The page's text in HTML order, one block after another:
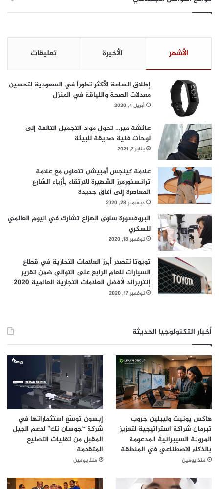
الأشهر الأخيرة تعليقات
إطلاق الساعة الأكثر تطوراً في السعودية لتحسين
معدلات الصحة واللياقة في المنزل
أبريل 4, 2020
عائشة مير… تحول مواد التجميل التالفة إلى
لوحات فنية صديقة للبيئة
يناير 7, 2021
علامة كينجس أمبيشن تتعاون مع علامة
ترانسفورمرز الشهيرة للارتقاء بأزياء الشارع
المعاصرة إلى آفاق جديدة
ديسمبر 28, 2020
البروفسورة سلوى الهزاع تشارك في اليوم العالمي
للسكري
نوفمبر 18, 2020
تويوتا تتصدر أبرز العلامات التجارية في قطاع
السيارات للعام الرابع على التوالي ضمن تقرير
إنتربراند لأفضل العلامات التجارية العالمية 2020
نوفمبر 17, 2020
أخبار التكنولوجيا الحديثة
هاكس يونيت وليبلين جروب
تبرمان شراكة استراتيجية لتعزيز
المرونة السيبرانية المدعومة
بالذكاء الاصطناعي في المنطقة
منذ يومين
إبسون توسّع استثماراتها في
شركة “جوسان تك” لدعم الجيل
المقبل من تقنيات التصنيع
المتقدمة
منذ يومين